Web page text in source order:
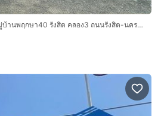
ทาวน์เฮ้าส์ 2 ชั้น 21.7 ตร.ว. หมู่บ้านพฤกษา40 รังสิต คลอง3 ถนนรังสิต-นครนายก ถนนเลียบคลองสาม เมืองปทุมธานี ปทุมธานี